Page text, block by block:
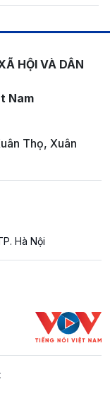
HỘI VÀ DÂN
Nam
Thọ, Xuân
Hà Nội